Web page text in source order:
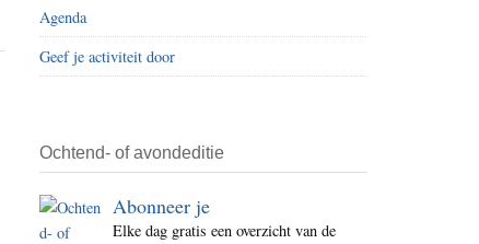
i
t
e
Agenda
Geef je activiteit door
Ochtend- of avondeditie
Abonneer je
Elke dag gratis een overzicht van de